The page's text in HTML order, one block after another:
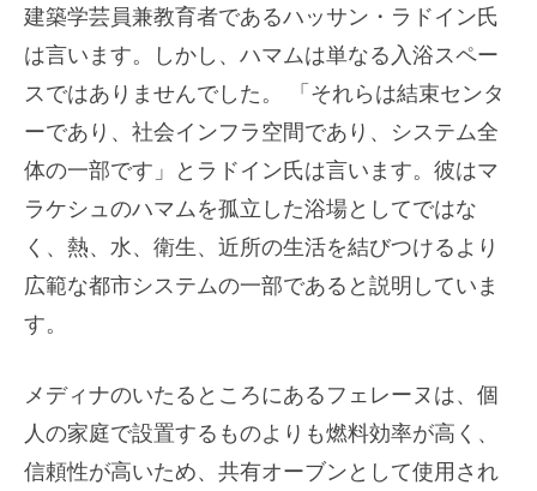
建築学芸員兼教育者であるハッサン・ラドイン氏
は言います。しかし、ハマムは単なる入浴スペー
スではありませんでした。 「それらは結束センタ
ーであり、社会インフラ空間であり、システム全
体の一部です」とラドイン氏は言います。彼はマ
ラケシュのハマムを孤立した浴場としてではな
く、熱、水、衛生、近所の生活を結びつけるより
広範な都市システムの一部であると説明していま
す。
メディナのいたるところにあるフェレーヌは、個
人の家庭で設置するものよりも燃料効率が高く、
信頼性が高いため、共有オーブンとして使用され